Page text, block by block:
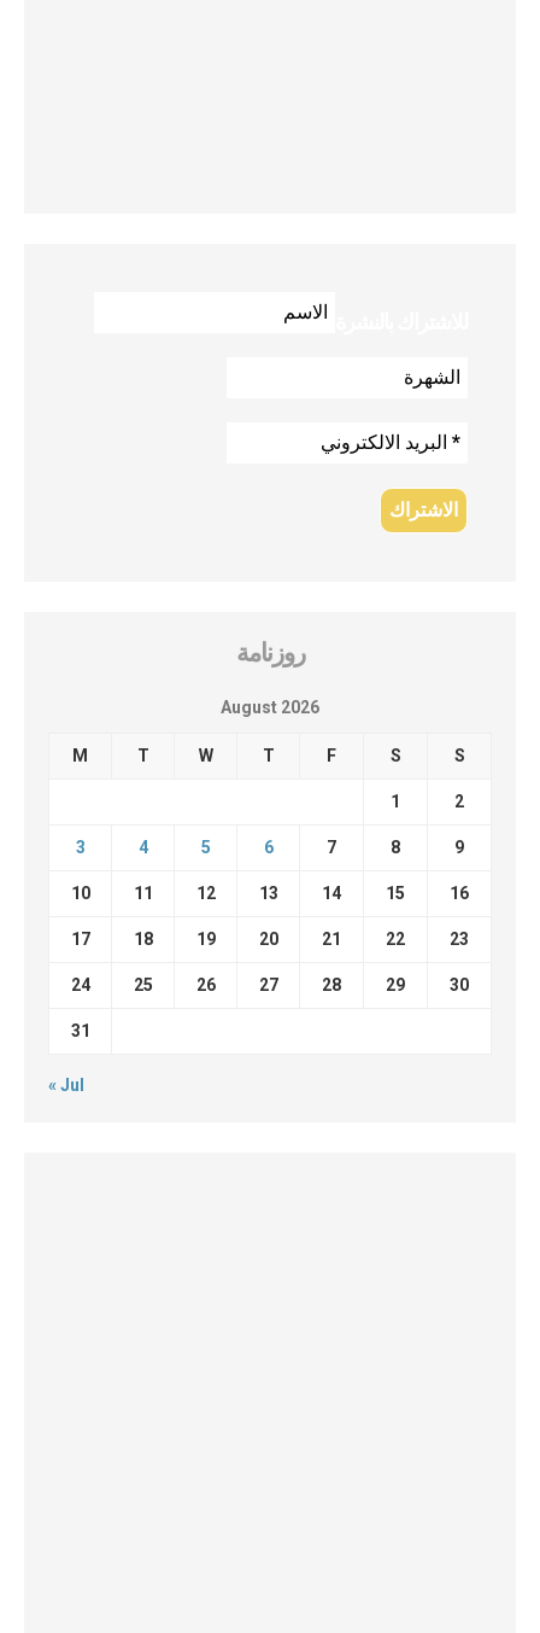
روزنامة
August 2026
M T W T F S S
1 2
3 4 5 6 7 8 9
10 11 12 13 14 15 16
17 18 19 20 21 22 23
24 25 26 27 28 29 30
31
« Jul